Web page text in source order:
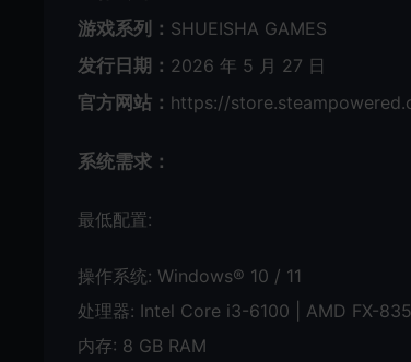
游戏系列： SHUEISHA GAMES
发行日期： 2026 年 5 月 27 日
官方网站： https://
系统需求：
最低配置:
操作系统: Windows® 10 / 11
处理器: Intel Core i3-6100 | AMD FX-
内存: 8 GB RAM